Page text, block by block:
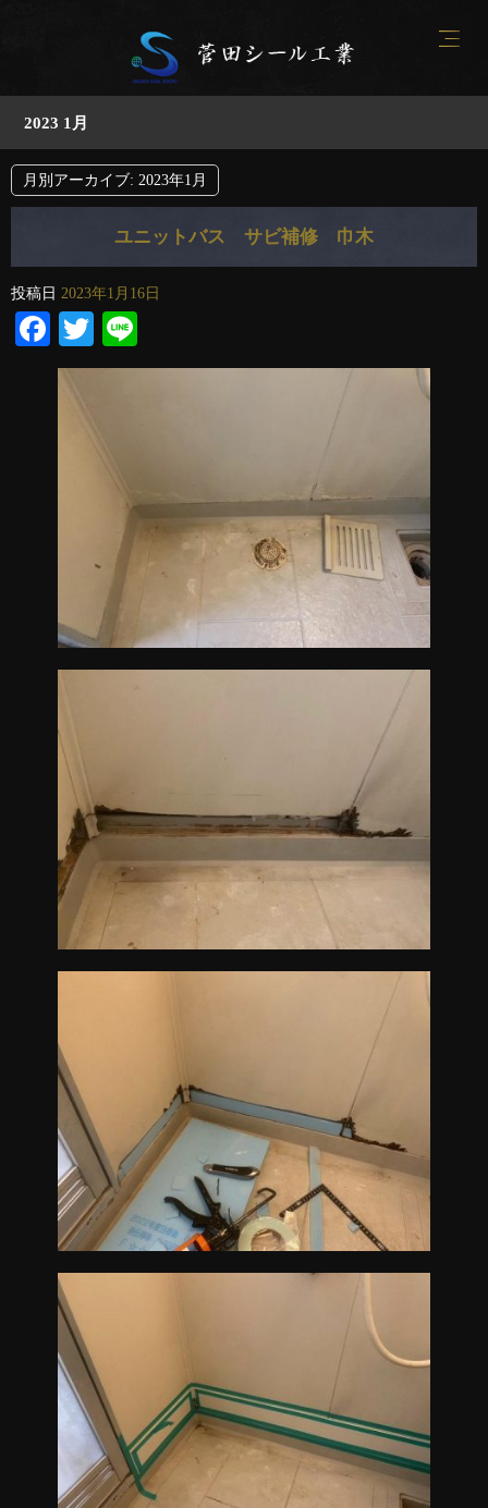
2023 1月
月別アーカイブ: 2023年1月
ユニットバス サビ補修 巾木
投稿日 2023年1月16日
Facebook
Twitter